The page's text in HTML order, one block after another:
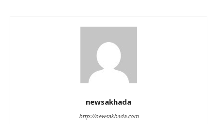
newsakhada
http://newsakhada.com